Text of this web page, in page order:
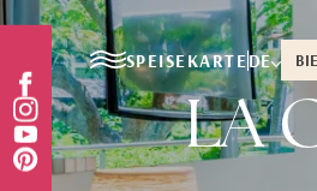
SPEISEKARTEDE
LA